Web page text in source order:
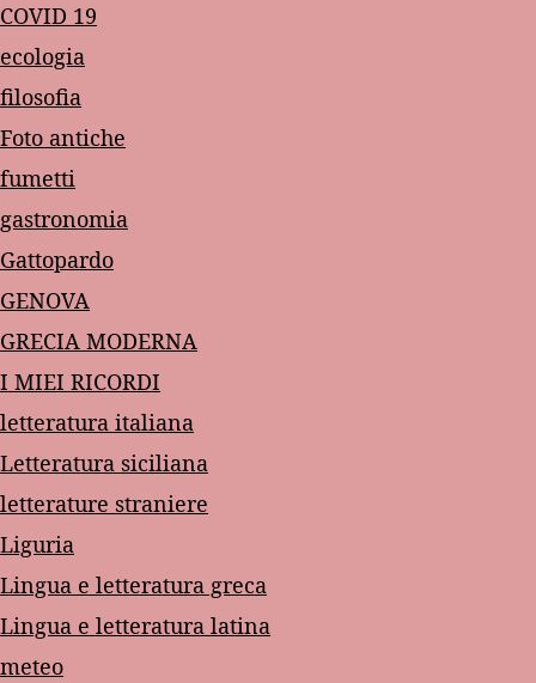
COVID 19
ecologia
filosofia
Foto antiche
fumetti
gastronomia
Gattopardo
GENOVA
GRECIA MODERNA
I MIEI RICORDI
letteratura italiana
Letteratura siciliana
letterature straniere
Liguria
Lingua e letteratura greca
Lingua e letteratura latina
meteo